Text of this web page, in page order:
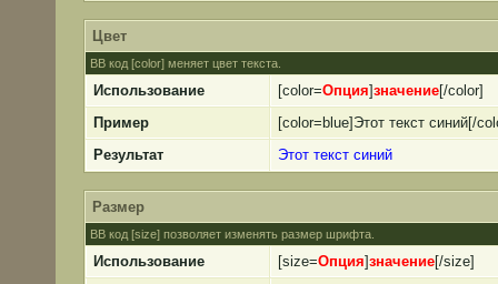
Цвет
BB код [color] меняет цвет текста.
Использование [color=Опция]значение[/color]
Пример
[color=blue]Этот текст синий[/
Результат
Этот текст синий
Размер
BB код [size] позволяет изменять размер шрифта.
Использование [size=Опция]значение[/size]